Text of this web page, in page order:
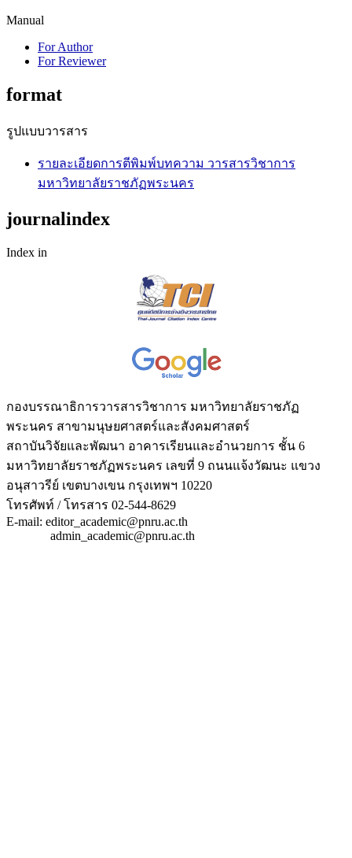
Manual
For Author
For Reviewer
format
รูปแบบวารสาร
รายละเอียดการตีพิมพ์บทความ วารสารวิชาการ
มหาวิทยาลัยราชภัฏพระนคร
journalindex
Index in
กองบรรณาธิการวารสารวิชาการ มหาวิทยาลัยราชภัฏ
พระนคร สาขามนุษยศาสตร์และสังคมศาสตร์
สถาบันวิจัยและพัฒนา อาคารเรียนและอำนวยการ ชั้น 6
มหาวิทยาลัยราชภัฏพระนคร เลขที่ 9 ถนนแจ้งวัฒนะ แขวง
อนุสาวรีย์ เขตบางเขน กรุงเทพฯ 10220
โทรศัพท์ / โทรสาร 02-544-8629
E-mail: editor_academic@pnru.ac.th
admin_academic@pnru.ac.th